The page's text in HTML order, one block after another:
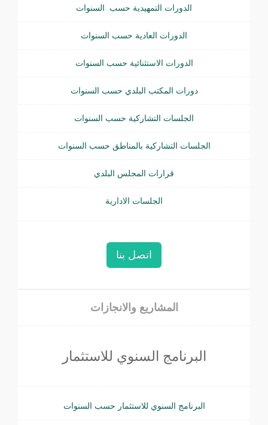
الدورات التمهيدية حسب السنوات
الدورات العادية حسب السنوات
الدورات الاستثنائية حسب السنوات
دورات المكتب البلدي حسب السنوات
الجلسات التشاركية حسب السنوات
الجلسات التشاركية بالمناطق حسب السنوات
قرارات المجلس البلدي
الجلسات الادارية
اتصل بنا
المشاريع والانجازات
البرنامج السنوي للاستثمار
البرنامج السنوي للاستثمار حسب السنوات